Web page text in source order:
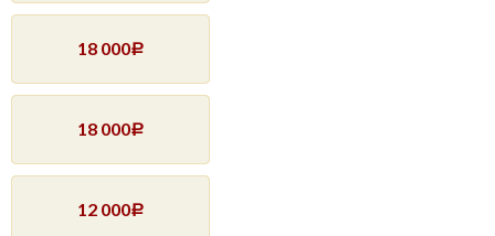
18 000Р
18 000Р
12 000Р